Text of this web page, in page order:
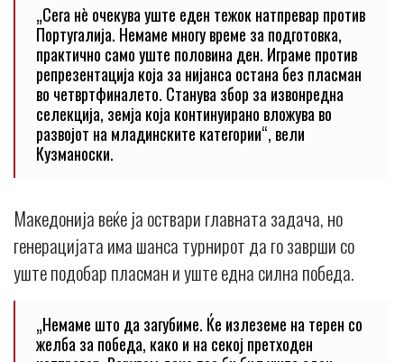
„Сега нè очекува уште еден тежок натпревар против
Португалија. Немаме многу време за подготовка,
практично само уште половина ден. Играме против
репрезентација која за нијанса остана без пласман
во четвртфиналето. Станува збор за извонредна
селекција, земја која континуирано вложува во
развојот на младинските категории“, вели
Кузманоски.
Македонија веќе ја оствари главната задача, но
генерацијата има шанса турнирот да го заврши со
уште подобар пласман и уште една силна победа.
„Немаме што да загубиме. Ќе излеземе на терен со
желба за победа, како и на секој претходен